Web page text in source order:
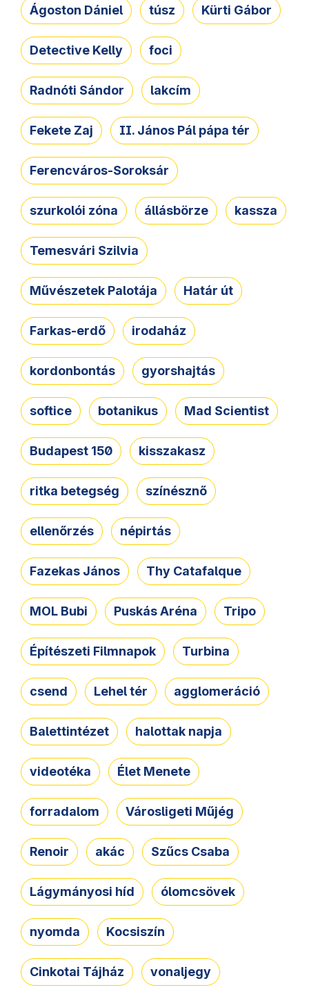
Ágoston Dániel túsz Kürti Gábor
Detective Kelly foci
Radnóti Sándor lakcím
Fekete Zaj II. János Pál pápa tér
Ferencváros-Soroksár
szurkolói zóna állásbörze kassza
Temesvári Szilvia
Művészetek Palotája Határ út
Farkas-erdő irodaház
kordonbontás gyorshajtás
softice botanikus Mad Scientist
Budapest 150 kisszakasz
ritka betegség színésznő
ellenőrzés népirtás
Fazekas János Thy Catafalque
MOL Bubi Puskás Aréna Tripo
Építészeti Filmnapok Turbina
csend Lehel tér agglomeráció
Balettintézet halottak napja
videotéka Élet Menete
forradalom Városligeti Műjég
Renoir akác Szűcs Csaba
Lágymányosi híd ólomcsövek
nyomda Kocsiszín
Cinkotai Tájház vonaljegy